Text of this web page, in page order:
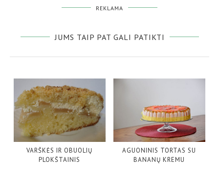
REKLAMA
JUMS TAIP PAT GALI PATIKTI
VARŠKĖS IR OBUOLIŲ
PLOKŠTAINIS
AGUONINIS TORTAS SU
BANANŲ KREMU